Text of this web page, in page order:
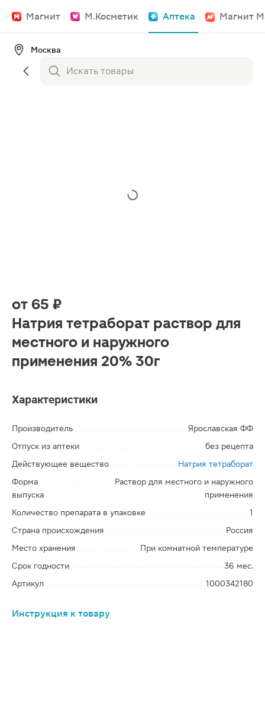
Магнит М.Косметик Аптека Магнит
Москва
от 65 ₽
Натрия тетраборат раствор для
местного и наружного
применения 20% 30г
Характеристики
Производитель
Ярославская ФФ
Отпуск из аптеки
без рецепта
Действующее вещество
Натрия тетраборат
Форма
выпуска
Раствор для местного и наружного
применения
Количество препарата в упаковке
1
Страна происхождения
Россия
Место хранения
При комнатной температуре
Срок годности
36 мес.
Артикул
1000342180
Инструкция к товару